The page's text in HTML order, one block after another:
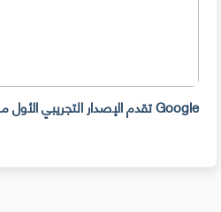
Google تقدم الإصدار التجريبي الأول من Android 13 QPR 2